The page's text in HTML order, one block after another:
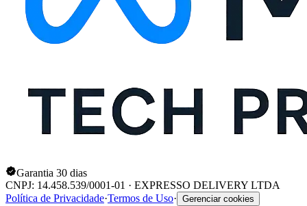
Garantia 30 dias
CNPJ: 14.458.539/0001-01 · EXPRESSO DELIVERY LTDA
Política de Privacidade·Termos de Uso· Gerenciar cookies